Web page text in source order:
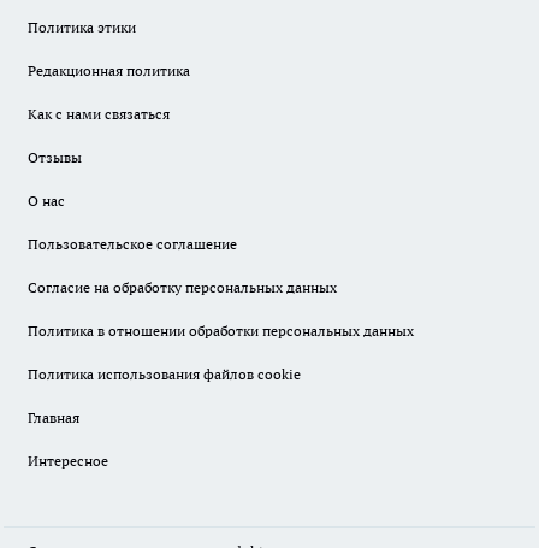
Политика этики
Редакционная политика
Как с нами связаться
Отзывы
О нас
Пользовательское соглашение
Согласие на обработку персональных данных
Политика в отношении обработки персональных данных
Политика использования файлов cookie
Главная
Интересное